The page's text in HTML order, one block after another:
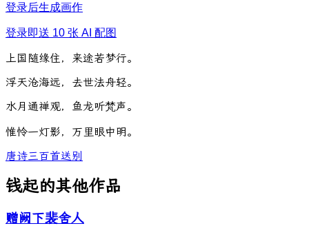
登录后生成画作
登录即送 10 张 AI 配图
上国 随缘住， 来途若梦行。
浮天沧海远， 去世法舟轻。
水月 通禅观， 鱼龙听梵声。
惟怜一灯影， 万 里眼中明。
唐诗三百首送别
钱起的其他作品
赠阙下裴舍人